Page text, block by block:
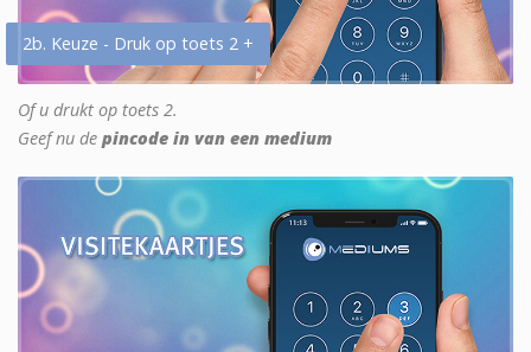
2b. Keuze - Druk op toets 2 +
Of u drukt op toets 2.
Geef nu de pincode in van een medium